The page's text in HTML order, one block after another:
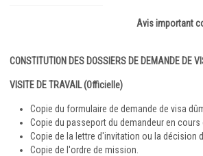
Avis important
CONSTITUTION DES DOSSIERS DE DEMANDE DE
VISITE DE TRAVAIL (Officielle)
Copie du formulaire de demande de visa
Copie du passeport du demandeur en
Copie de la lettre d'invitation ou la décision
Copie de l'ordre de mission.